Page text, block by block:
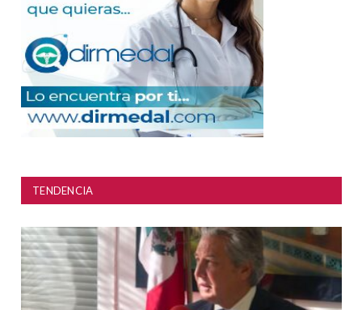
TENDENCIA